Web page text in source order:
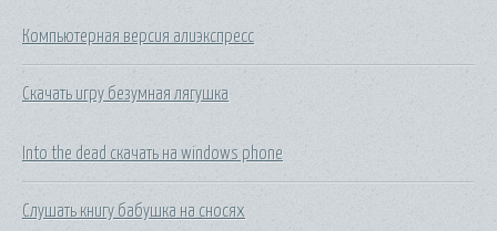
Компьютерная версия алиэкспресс
Скачать игру безумная лягушка
Into the dead скачать на windows phone
Слушать книгу бабушка на сносях